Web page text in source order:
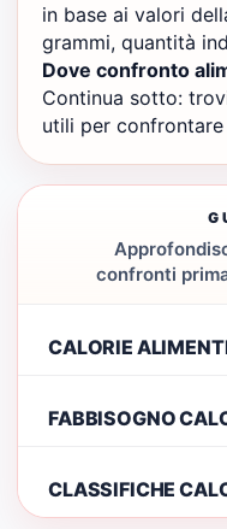
in base ai valori
grammi, quantità
Dove confronto
Continua sotto:
utili per
confronti
CALORIE
FABBISOGNO
CLASSIFICHE